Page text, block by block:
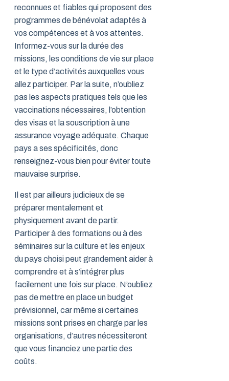
reconnues et fiables qui proposent des
programmes de bénévolat adaptés à
vos compétences et à vos attentes.
Informez-vous sur la durée des
missions, les conditions de vie sur place
et le type d’activités auxquelles vous
allez participer. Par la suite, n’oubliez
pas les aspects pratiques tels que les
vaccinations nécessaires, l’obtention
des visas et la souscription à une
assurance voyage adéquate. Chaque
pays a ses spécificités, donc
renseignez-vous bien pour éviter toute
mauvaise surprise.
Il est par ailleurs judicieux de se
préparer mentalement et
physiquement avant de partir.
Participer à des formations ou à des
séminaires sur la culture et les enjeux
du pays choisi peut grandement aider à
comprendre et à s’intégrer plus
facilement une fois sur place. N’oubliez
pas de mettre en place un budget
prévisionnel, car même si certaines
missions sont prises en charge par les
organisations, d’autres nécessiteront
que vous financiez une partie des
coûts.